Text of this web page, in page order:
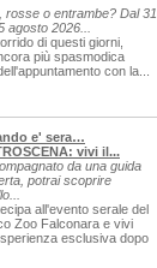
rosse o entrambe? Dal 31
agosto 2026...
di questi giorni,
più spasmodica
con la...
e' sera…
vivi il...
da una guida
potrai scoprire
all'evento serale del
Zoo Falconara e vivi
esclusiva dopo